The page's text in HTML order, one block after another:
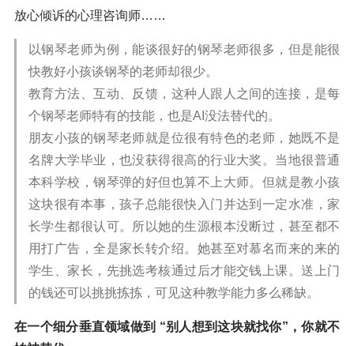
放心倾诉的心理咨询师……
以钢琴老师为例，能谈很好的钢琴老师很多，但是能很
快教好小孩谈钢琴的老师却很少。
教育方法、互动、反馈，这种人跟人之间的连接，是每
个钢琴老师特有的技能，也是AI没法替代的。
朋友小孩的钢琴老师就是位很有特色的老师，她既不是
名牌大学毕业，也没获得很高的行业大奖。当地很普通
本科学校，钢琴弹的好但也算不上大师。但就是教小孩
这块很有本事，孩子总能很快入门并达到一定水准，家
长学生都很认可。所以她的生源根本没断过，甚至都不
用打广告，全是家长转介绍。她甚至对慕名而来的来的
学生、家长，先挑选考核通过后才能交钱上课。送上门
的钱还可以挑挑拣拣，可见这种教学能力多么稀缺。
在一个细分垂直领域做到 “别人想到这块就找你”，你就不